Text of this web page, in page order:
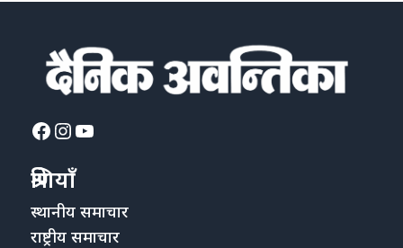
Facebook
Instagram
YouTube
श्रेणियाँ
स्थानीय समाचार
राष्ट्रीय समाचार